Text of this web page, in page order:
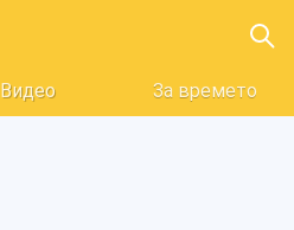
Видео За времето